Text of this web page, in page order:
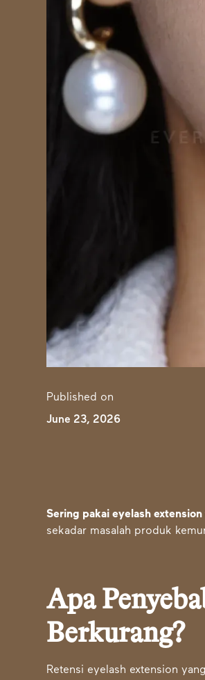
Published on
June 23, 2026
Sering pakai eyelash
sekadar masalah produk
Apa
Berkurang?
Retensi eyelash extension